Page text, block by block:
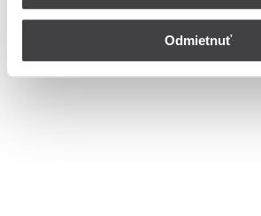
Odmietnuť